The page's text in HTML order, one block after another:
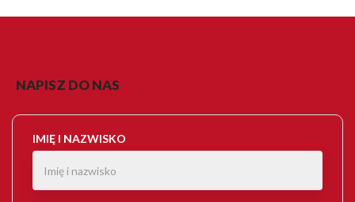
NAPISZ DO NAS
IMIĘ I NAZWISKO